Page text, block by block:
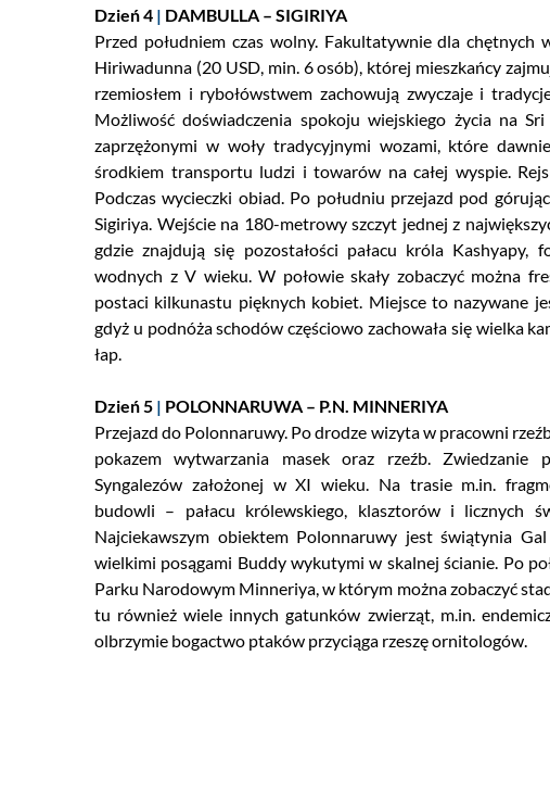
Dzień 4 | DAMBULLA – SIGIRIYA
Przed południem czas wolny. Fakultatywnie dla chętnych
Hiriwadunna (20 USD, min. 6 osób), której mieszkańcy
rzemiosłem i rybołówstwem zachowują zwyczaje i
Możliwość doświadczenia spokoju wiejskiego życia na Sri
zaprzężonymi w woły tradycyjnymi wozami, które
środkiem transportu ludzi i towarów na całej wyspie.
Podczas wycieczki obiad. Po południu przejazd pod
Sigiriya. Wejście na 180-metrowy szczyt jednej z
gdzie znajdują się pozostałości pałacu króla Kashyapy,
wodnych z V wieku. W połowie skały zobaczyć można
postaci kilkunastu pięknych kobiet. Miejsce to nazywane
gdyż u podnóża schodów częściowo zachowała się wielka
łap.
Dzień 5 | POLONNARUWA – P.N. MINNERIYA
Przejazd do Polonnaruwy. Po drodze wizyta w pracowni
pokazem wytwarzania masek oraz rzeźb. Zwiedzanie
Syngalezów założonej w XI wieku. Na trasie m.in.
budowli – pałacu królewskiego, klasztorów i licznych
Najciekawszym obiektem Polonnaruwy jest świątynia
wielkimi posągami Buddy wykutymi w skalnej ścianie. Po
Parku Narodowym Minneriya, w którym można zobaczyć
tu również wiele innych gatunków zwierząt, m.in.
olbrzymie bogactwo ptaków przyciąga rzeszę ornitologów.